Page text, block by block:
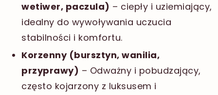
wetiwer, paczula) – ciepły i uziemiający,
idealny do wywoływania uczucia
stabilności i komfortu.
Korzenny (bursztyn, wanilia,
przyprawy) – Odważny i pobudzający,
często kojarzony z luksusem i